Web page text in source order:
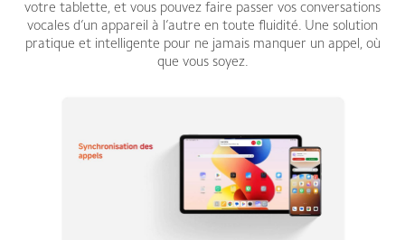
votre tablette, et vous pouvez faire passer vos conversations
vocales d’un appareil à l’autre en toute fluidité. Une solution
pratique et intelligente pour ne jamais manquer un appel, où
que vous soyez.